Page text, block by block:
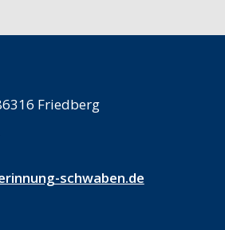
Friedberg
schwaben.de